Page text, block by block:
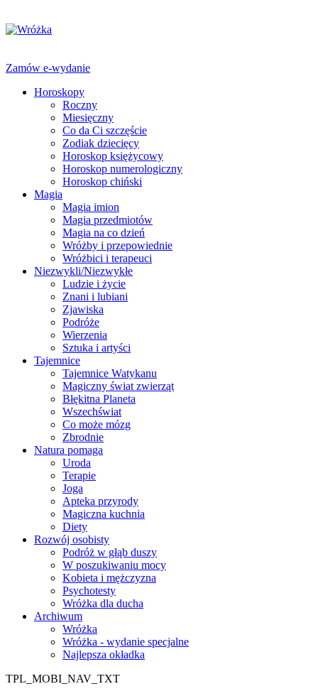
Zamów e-wydanie
Horoskopy
Roczny
Miesięczny
Co da Ci szczęście
Zodiak dziecięcy
Horoskop księżycowy
Horoskop numerologiczny
Horoskop chiński
Magia
Magia imion
Magia przedmiotów
Magia na co dzień
Wróżby i przepowiednie
Wróżbici i terapeuci
Niezwykli/Niezwykłe
Ludzie i życie
Znani i lubiani
Zjawiska
Podróże
Wierzenia
Sztuka i artyści
Tajemnice
Tajemnice Watykanu
Magiczny świat zwierząt
Błękitna Planeta
Wszechświat
Co może mózg
Zbrodnie
Natura pomaga
Uroda
Terapie
Joga
Apteka przyrody
Magiczna kuchnia
Diety
Rozwój osobisty
Podróż w głąb duszy
W poszukiwaniu mocy
Kobieta i mężczyzna
Psychotesty
Wróżka dla ducha
Archiwum
Wróżka
Wróżka - wydanie specjalne
Najlepsza okładka
TPL_MOBI_NAV_TXT